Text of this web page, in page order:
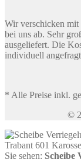
Wir verschicken
bei uns ab. Sehr
ausgeliefert. Die
individuell
* Alle Preise inkl.
©
Sie sehen: Scheibe